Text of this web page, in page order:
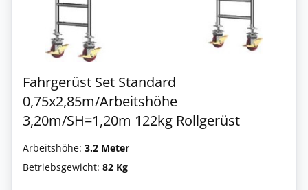
Fahrgerüst Set Standard
0,75x2,85m/Arbeitshöhe
3,20m/SH=1,20m 122kg Rollgerüst
Arbeitshöhe: 3.2 Meter
Betriebsgewicht: 82 Kg